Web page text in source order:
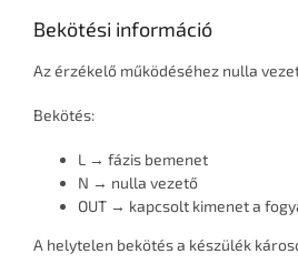
Bekötési információ
Az érzékelő működéséhez nulla
Bekötés:
L → fázis bemenet
N → nulla vezető
OUT → kapcsolt kimenet a
A helytelen bekötés a készülék